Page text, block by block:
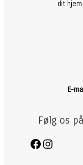
dit
E-
Følg os
Facebook